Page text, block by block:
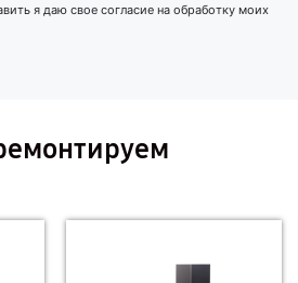
я даю свое согласие на обработку моих